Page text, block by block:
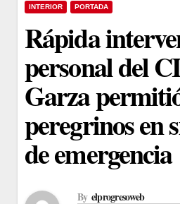
INTERIOR PORTADA
Rápida
personal del
Garza
peregrinos en
de emergencia
By elprogresoweb